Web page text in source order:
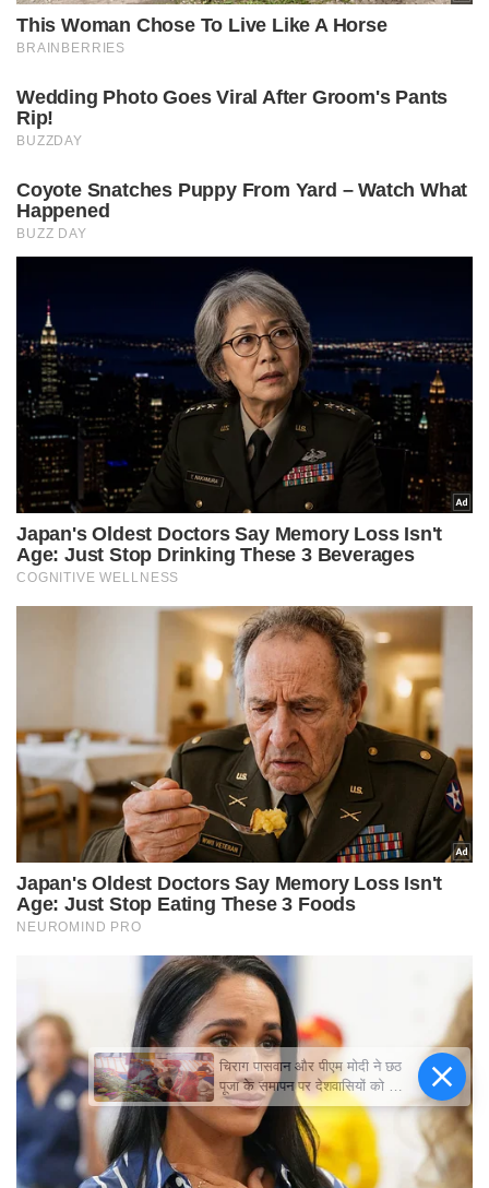
चिराग पासवान और पीएम मोदी ने छठ
पूजा के समापन पर देशवासियों को दी
शुभकामनाएं, छठी मैया से देश की
समृद्धि की कामना की